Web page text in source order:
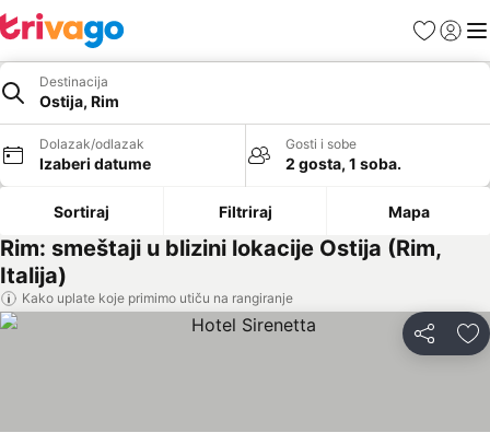
FavoritiPrijavi
Destinacija
Ostija, Rim
Dolazak/odlazak
Izaberi datume
Gosti i sobe
2 gosta, 1 soba.
Sortiraj Filtriraj Mapa
Rim: smeštaji u blizini lokacije Ostija (Rim,
Italija)
Kako uplate koje primimo utiču na rangiranje
Deli